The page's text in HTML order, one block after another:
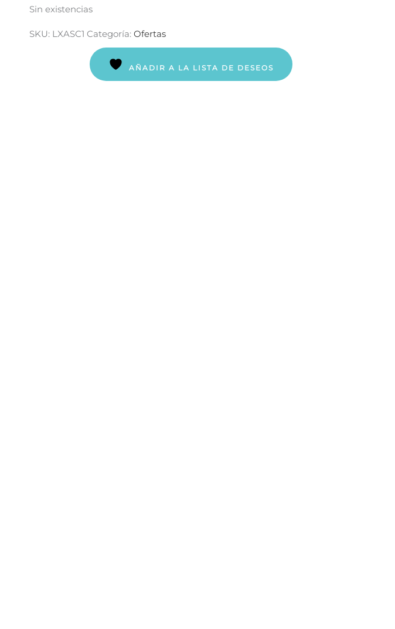
Sin existencias
SKU: LXASC1 Categoría: Ofertas
AÑADIR A LA LISTA DE DESEOS